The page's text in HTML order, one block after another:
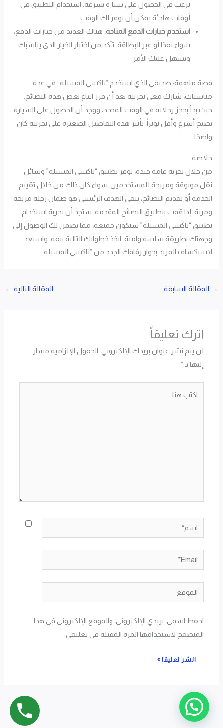
ترغب في الحصول على سيارة بسرعة. استخدام التطبيق في
أوقات هادئة يمكن أن يوفر لك الوقت.
استخدم خيارات الدفع المتاحة: هناك العديد من خيارات الدفع،
سواء نقدًا أو عبر البطاقة. تأكد من اختيار الخيار الذي يناسبك
ويسهل عليك الأمر.
قصة ملهمة: صديقي الذي استخدم “تاكسي المسيلة” في عدة
مناسبات، شارك معي تجربته بعد أن قرر اتباع بعض هذه النصائح.
حيث بدأ بحجز رحلاته في الوقت المحدد، ووجد أن الحصول على السيارة
يصبح أسرع وأقل توتراً. تأثير هذه التفاصيل الصغيرة على تجربته كان
واضحًا.
خلاصة
من خلال تجربة عامة جيدة، يوفر تطبيق “تاكسي المسيلة” وسائل
نقل موثوقة ومريحة للمستخدمين. سواء كان ذلك من خلال تقييم
الخدمة أو تقديم النصائح، يبقى الهدف الرئيسي هو ضمان رحلة مريحة
ومرنة. إذا قمت بتطبيق النصائح المقدمة، ستجد أن تجربة استخدام
تطبيق “تاكسي المسيلة” ستكون ممتعة، مما يضمن لك الوصول إلى
وجهتك بطريقة سلسة وآمنة. اتخذ خطواتك التالية بثقة، واستعد
لاستكشاف المزيد بجوار رفاقك الجدد من “تاكسي المسيلة”.
→ المقالة السابقة المقالة التالية ←
اترك تعليقاً
لن يتم نشر عنوان بريدك الإلكتروني. الحقول الإلزامية مشار
إليها بـ*
اسم*
Email*
الموقع
احفظ اسمي، بريدي الإلكتروني، والموقع الإلكتروني في هذا
المتصفح لاستخدامها المرة المقبلة في تعليقي.